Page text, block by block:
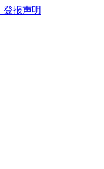
登报声明